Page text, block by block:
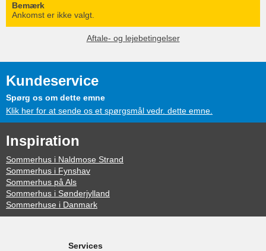
Bemærk
Ankomst er ikke valgt.
Aftale- og lejebetingelser
Kundeservice
Spørg os om dette emne
Klik her for at sende os et spørgsmål vedr. dette emne.
Inspiration
Sommerhus i Naldmose Strand
Sommerhus i Fynshav
Sommerhus på Als
Sommerhus i Sønderjylland
Sommerhuse i Danmark
Services